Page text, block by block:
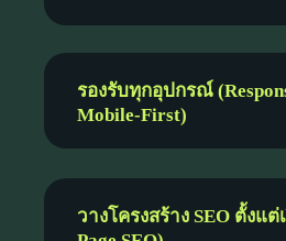
รองรับทุกอุปกรณ์
Mobile-First)
วางโครงสร้าง SEO ตั้งแ